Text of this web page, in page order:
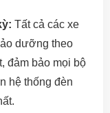
Tất cả các xe
dưỡng theo
đảm bảo mọi bộ
hệ thống đèn